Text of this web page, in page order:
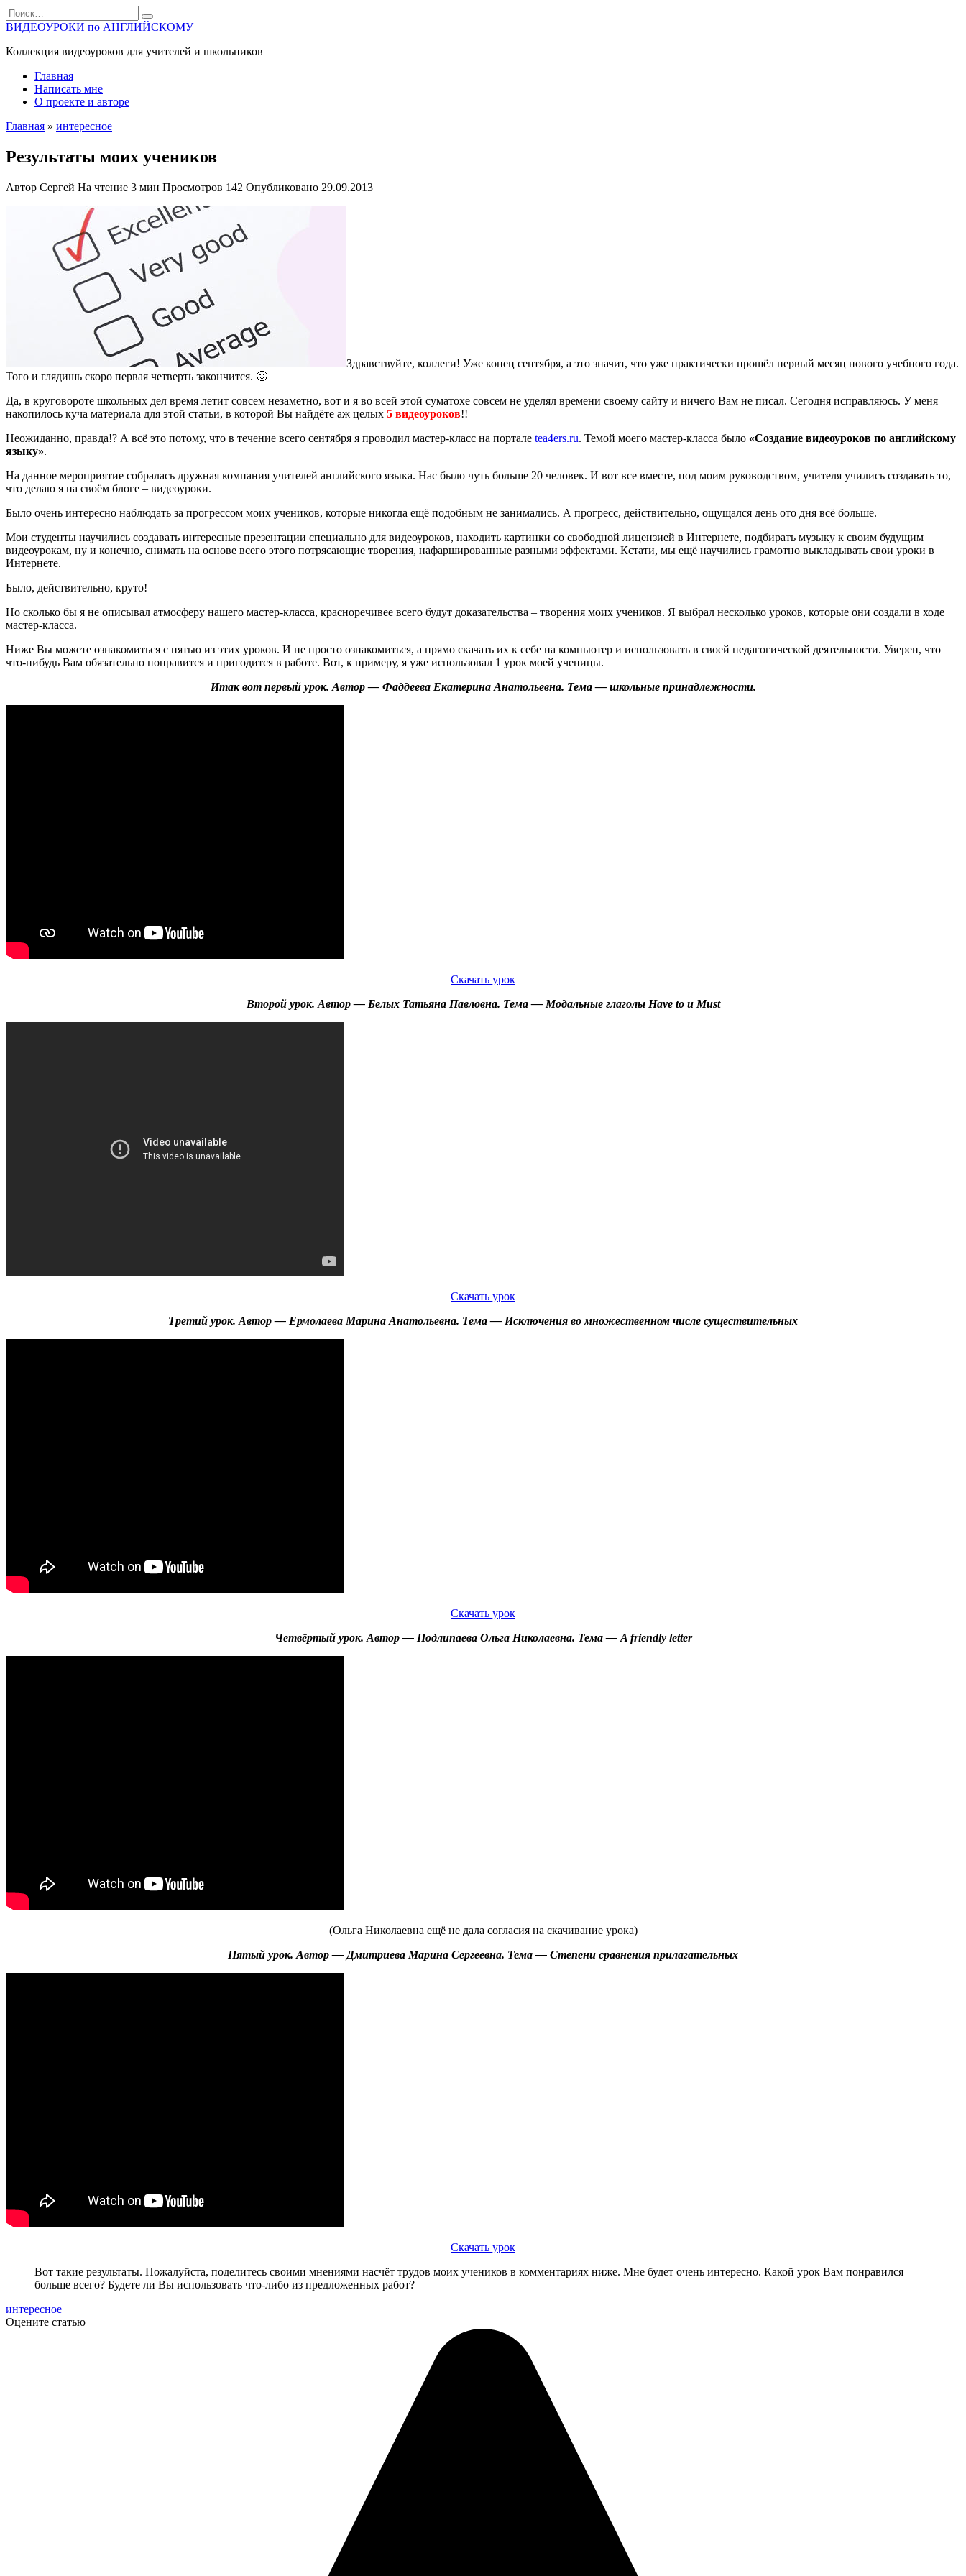
Перейти
к
содержанию
Search
for:
ВИДЕОУРОКИ по АНГЛИЙСКОМУ
Коллекция видеоуроков для учителей и школьников
Главная
Написать мне
О проекте и авторе
Главная » интересное
Результаты моих учеников
Автор Сергей На чтение 3 мин Просмотров 142 Опубликовано 29.09.2013
Здравствуйте, коллеги! Уже конец сентября, а это значит, что уже практически прошёл первый месяц нового учебного года.
Того и глядишь скоро первая четверть закончится. 🙂
Да, в круговороте школьных дел время летит совсем незаметно, вот и я во всей этой суматохе совсем не уделял времени своему сайту и ничего Вам не писал. Сегодня исправляюсь. У меня
накопилось куча материала для этой статьи, в которой Вы найдёте аж целых 5 видеоуроков!!
Неожиданно, правда!? А всё это потому, что в течение всего сентября я проводил мастер-класс на портале tea4ers.ru. Темой моего мастер-класса было «Создание видеоуроков по английскому
языку».
На данное мероприятие собралась дружная компания учителей английского языка. Нас было чуть больше 20 человек. И вот все вместе, под моим руководством, учителя учились создавать то,
что делаю я на своём блоге – видеоуроки.
Было очень интересно наблюдать за прогрессом моих учеников, которые никогда ещё подобным не занимались. А прогресс, действительно, ощущался день ото дня всё больше.
Мои студенты научились создавать интересные презентации специально для видеоуроков, находить картинки со свободной лицензией в Интернете, подбирать музыку к своим будущим
видеоурокам, ну и конечно, снимать на основе всего этого потрясающие творения, нафаршированные разными эффектами. Кстати, мы ещё научились грамотно выкладывать свои уроки в
Интернете.
Было, действительно, круто!
Но сколько бы я не описывал атмосферу нашего мастер-класса, красноречивее всего будут доказательства – творения моих учеников. Я выбрал несколько уроков, которые они создали в ходе
мастер-класса.
Ниже Вы можете ознакомиться с пятью из этих уроков. И не просто ознакомиться, а прямо скачать их к себе на компьютер и использовать в своей педагогической деятельности. Уверен, что
что-нибудь Вам обязательно понравится и пригодится в работе. Вот, к примеру, я уже использовал 1 урок моей ученицы.
Итак вот первый урок. Автор — Фаддеева Екатерина Анатольевна. Тема — школьные принадлежности.
Скачать урок
Второй урок. Автор — Белых Татьяна Павловна. Тема — Модальные глаголы Have to и Must
Скачать урок
Третий урок. Автор — Ермолаева Марина Анатольевна. Тема — Исключения во множественном числе существительных
Скачать урок
Четвёртый урок. Автор — Подлипаева Ольга Николаевна. Тема — A friendly letter
(Ольга Николаевна ещё не дала согласия на скачивание урока)
Пятый урок. Автор — Дмитриева Марина Сергеевна. Тема — Степени сравнения прилагательных
Скачать урок
Вот такие результаты. Пожалуйста, поделитесь своими мнениями насчёт трудов моих учеников в комментариях ниже. Мне будет очень интересно. Какой урок Вам понравился
больше всего? Будете ли Вы использовать что-либо из предложенных работ?
интересное
Оцените статью